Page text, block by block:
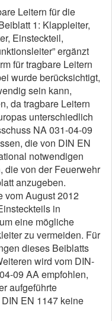
Leitern für die
1: Klappleiter,
Einsteckteil,
ergänzt
für tragbare Leitern
wurde berücksichtigt,
sein kann,
da tragbare Leitern
unterschiedlich
NA 031-04-09
die von DIN EN
notwendigen
die von der Feuerwehr
anzugeben.
vom August 2012
in
eine mögliche
zu vermeiden. Für
dieses Beiblatts
wird vom DIN-
09 AA empfohlen,
aufgeführte
EN 1147 keine